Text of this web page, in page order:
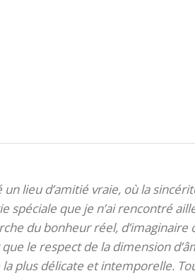
un lieu d’amitié vraie, où la
spéciale que je n’ai rencontré
du bonheur réel,
le respect de la dimension
la plus délicate et intemporelle.